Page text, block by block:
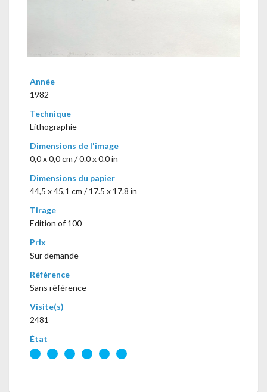
Année
1982
Technique
Lithographie
Dimensions de l'image
0,0 x 0,0 cm / 0.0 x 0.0 in
Dimensions du papier
44,5 x 45,1 cm / 17.5 x 17.8 in
Tirage
Edition of 100
Prix
Sur demande
Référence
Sans référence
Visite(s)
2481
État